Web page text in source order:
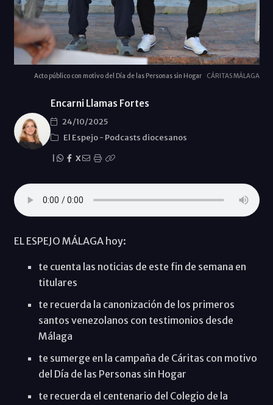
Acto público con motivo del Día de las Personas sin Hogar CÁRITAS MÁLAGA
Encarni Llamas Fortes
24/10/2025
El Espejo- Podcasts diocesanos
X
EL ESPEJO MÁLAGA hoy:
te cuenta las noticias de este fin de semana en
titulares
te recuerda la canonización de los primeros
santos venezolanos con testimonios desde
Málaga
te sumerge en la campaña de Cáritas con motivo
del Día de las Personas sin Hogar
te recuerda el centenario del Colegio de la